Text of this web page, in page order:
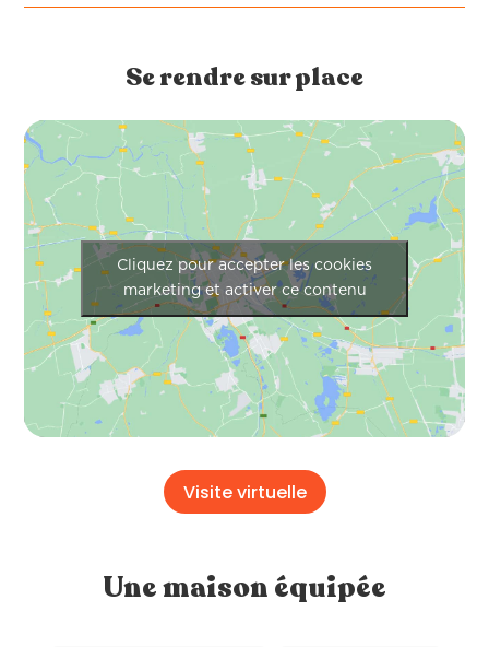
Se rendre sur place
Cliquez pour accepter les cookies
marketing et activer ce contenu
Visite virtuelle
Une maison équipée